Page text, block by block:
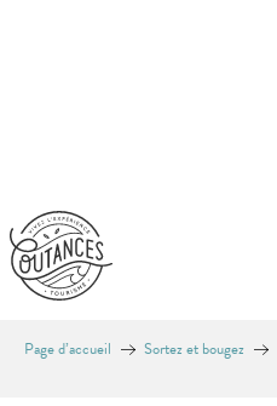
Page d’accueil Sortez et bougez